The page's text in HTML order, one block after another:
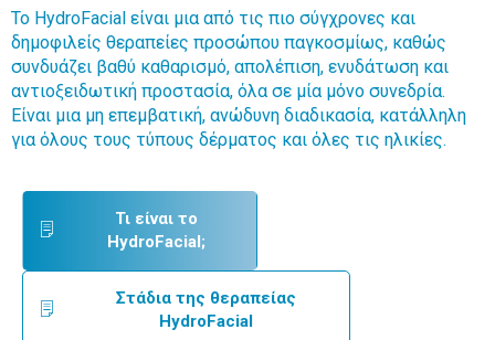
Το HydroFacial είναι μια από τις πιο σύγχρονες και
δημοφιλείς θεραπείες προσώπου παγκοσμίως, καθώς
συνδυάζει βαθύ καθαρισμό, απολέπιση, ενυδάτωση και
αντιοξειδωτική προστασία, όλα σε μία μόνο συνεδρία.
Είναι μια μη επεμβατική, ανώδυνη διαδικασία, κατάλληλη
για όλους τους τύπους δέρματος και όλες τις ηλικίες.
Τι είναι το
HydroFacial;
Στάδια της θεραπείας
HydroFacial